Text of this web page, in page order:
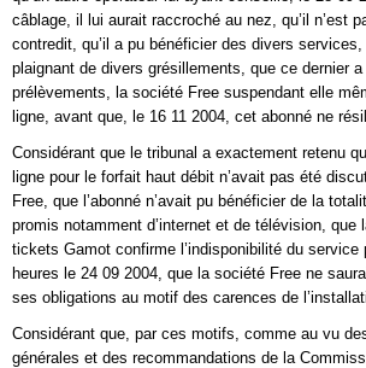
câblage, il lui aurait raccroché au nez, qu’il n’est
contredit, qu’il a pu bénéficier des divers
plaignant de divers grésillements, que ce dernier
prélèvements, la société Free suspendant elle
ligne, avant que, le 16 11 2004, cet abonné ne
Considérant que le tribunal a exactement retenu
ligne pour le forfait haut débit n’avait pas été
Free, que l’abonné n’avait pu bénéficier de la
promis notamment d’internet et de télévision, que
tickets Gamot confirme l’indisponibilité du service
heures le 24 09 2004, que la société Free ne
ses obligations au motif des carences de
Considérant que, par ces motifs, comme au vu
générales et des recommandations de la